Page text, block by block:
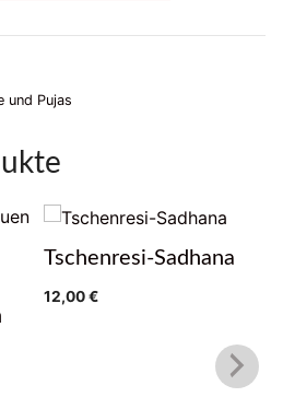
und Pujas
Tschenresi-Sadhana
12,00€